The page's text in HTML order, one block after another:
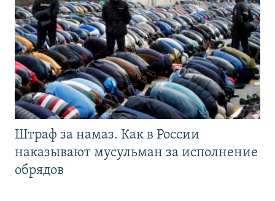
Штраф за намаз. Как в России
наказывают мусульман за исполнение
обрядов